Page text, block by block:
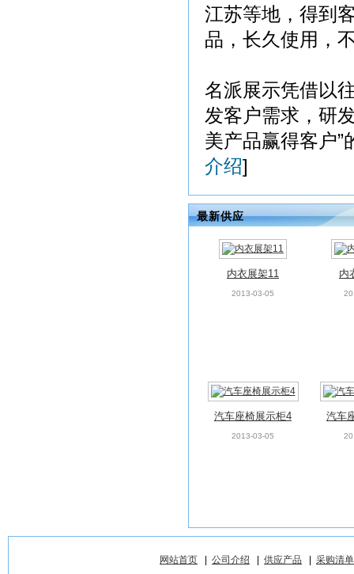
江苏等地，得到
品，长久使用，
名派展示凭借以
发客户需求，研
美产品赢得客户”
介绍]
最新供应
内衣展架11
2013-03-05
内
汽车座椅展示柜4
2013-03-05
汽车
网站首页 公司介绍 供应产品 采购清单